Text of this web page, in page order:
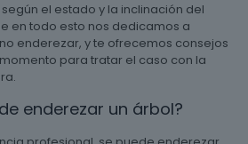
el estado y la inclinación del
en todo esto nos dedicamos a
enderezar, y te ofrecemos consejos
para tratar el caso con la
enderezar un árbol?